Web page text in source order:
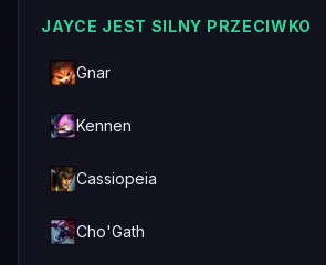
JAYCE JEST SILNY PRZECIWKO
Gnar
Kennen
Cassiopeia
Cho'Gath